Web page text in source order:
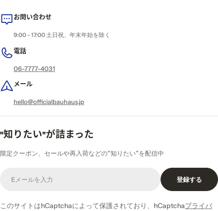
お問い合わせ
9:00 - 17:00 土日祝、年末年始を除く
電話
06-7777-4031
メール
hello@officialbauhaus.jp
"知りたい"が詰まった
限定クーポン、セールや再入荷などの”知りたい”を配信中
登録する
このサイトはhCaptchaによって保護されており、hCaptchaプライバ